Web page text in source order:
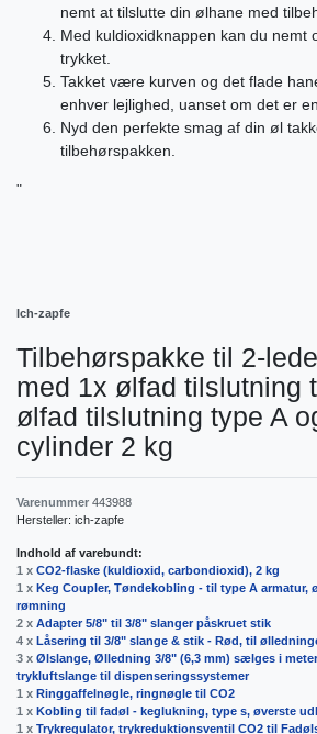
nemt at tilslutte din ølhane med
Med kuldioxidknappen kan du nemt
trykket.
Takket være kurven og det flade
enhver lejlighed, uanset om det er
Nyd den perfekte smag af din øl
tilbehørspakken.
"
Ich-zapfe
Tilbehørspakke til 2-
med 1x ølfad tilslutning
ølfad tilslutning type A
cylinder 2 kg
Varenummer 443988
Hersteller: ich-zapfe
Indhold af varebundt:
1 x CO2-flaske (kuldioxid, carbondioxid), 2 kg
1 x Keg Coupler, Tøndekobling - til type A armatur,
rømning
2 x Adapter 5/8" til 3/8" slanger påskruet stik
4 x Låsering til 3/8" slange & stik - Rød, til
3 x Ølslange, Ølledning 3/8" (6,3 mm) sælges i
trykluftslange til dispenseringssystemer
1 x Ringgaffelnøgle, ringnøgle til CO2
1 x Kobling til fadøl - keglukning, type s, øverste
1 x Trykregulator, trykreduktionsventil CO2 til